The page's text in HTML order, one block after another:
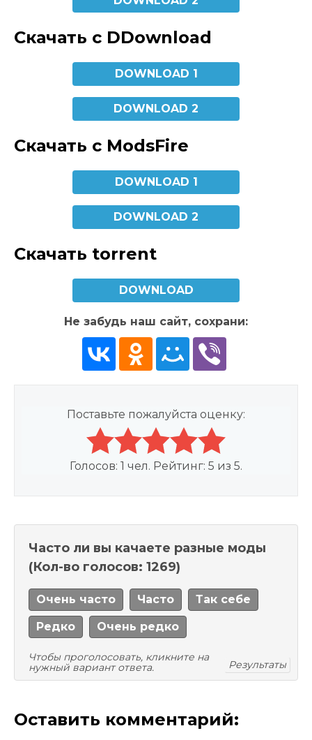
Скачать с DDownload
DOWNLOAD 1
DOWNLOAD 2
Скачать с ModsFire
DOWNLOAD 1
DOWNLOAD 2
Скачать torrent
DOWNLOAD
Не забудь наш сайт, сохрани:
Поставьте пожалуйста оценку:
Голосов: 1 чел. Рейтинг: 5 из 5.
Часто ли вы качаете разные моды
(Кол-во голосов: 1269)
Очень часто Часто Так себе
Редко Очень редко
Чтобы проголосовать, кликните на
нужный вариант ответа.
Результаты
Оставить комментарий: